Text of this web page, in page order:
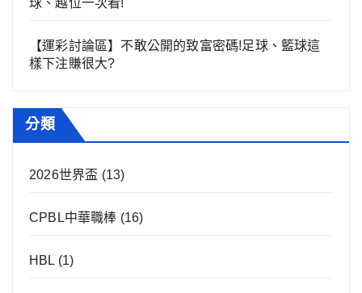
【運彩討論區】不敢公開的致富密碼!足球、籃球這
樣下注賺很大?
分類
2026世界盃 (13)
CPBL中華職棒 (16)
HBL (1)